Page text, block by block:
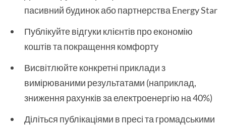
пасивний будинок або партнерства Energy Star
Публікуйте відгуки клієнтів про економію
коштів та покращення комфорту
Висвітлюйте конкретні приклади з
вимірюваними результатами (наприклад,
зниження рахунків за електроенергію на 40%)
Діліться публікаціями в пресі та громадськими